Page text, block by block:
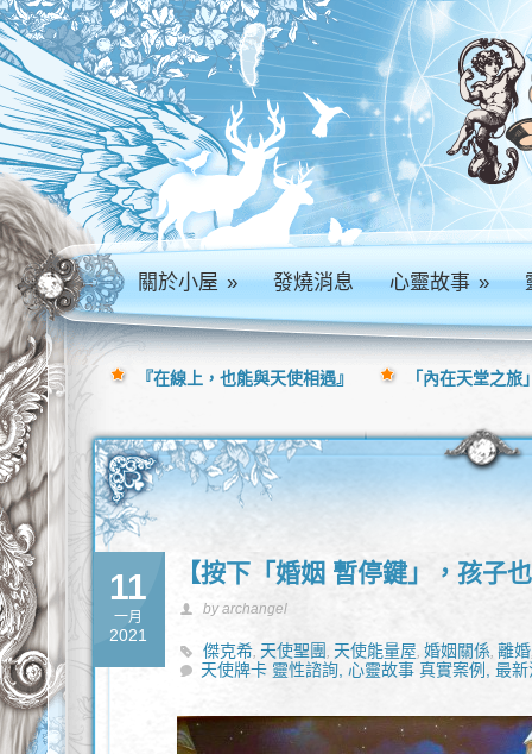
關於小屋» 發燒消息 心靈故事»
11
一月
2021
【按下「婚姻 暫停鍵」，孩子
by archangel
傑克希, 天使聖團, 天使能量屋,婚姻關係,離婚
天使牌卡 靈性諮詢,心靈故事 真實案例,最
『在線上，也能與天使相遇』 「內在天堂之